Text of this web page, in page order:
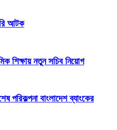
আটক
শিক্ষায় নতুন সচিব নিয়োগ
পরিকল্পনা বাংলাদেশ ব্যাংকের